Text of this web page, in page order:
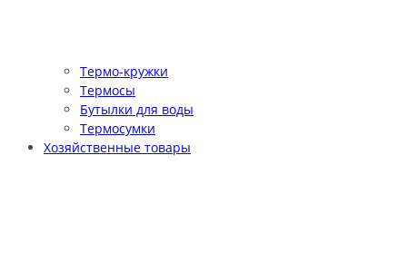
Термо-кружки
Термосы
Бутылки для воды
Термосумки
Хозяйственные товары